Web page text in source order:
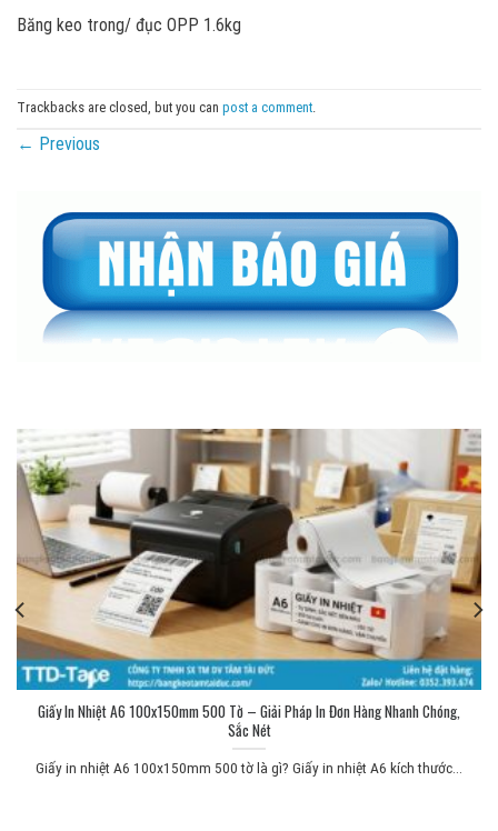
Băng keo trong/ đục OPP 1.6kg
Trackbacks are closed, but you can post a comment.
← Previous
Giấy In Nhiệt A6 100x150mm 500 Tờ – Giải Pháp In Đơn Hàng Nhanh Chóng,
Sắc Nét
Giấy in nhiệt A6 100x150mm 500 tờ là gì? Giấy in nhiệt A6 kích thước...